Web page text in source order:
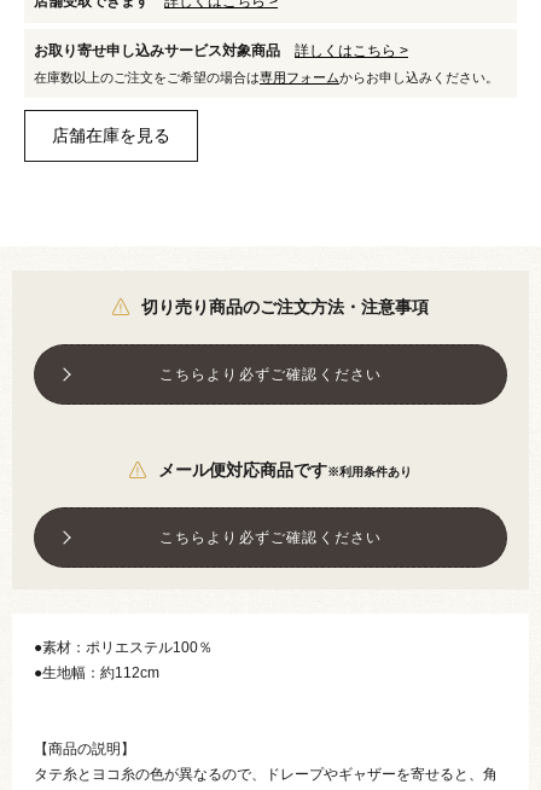
お取り寄せ申し込みサービス対象商品 詳しくはこちら >
在庫数以上のご注文をご希望の場合は専用フォームからお申し込みください。
切り売り商品のご注文方法・注意事項
こちらより必ずご確認ください
メール便対応商品です※利用条件あり
こちらより必ずご確認ください
●素材：ポリエステル100％
●生地幅：約112cm
【商品の説明】
タテ糸とヨコ糸の色が異なるので、ドレープやギャザーを寄せると、角